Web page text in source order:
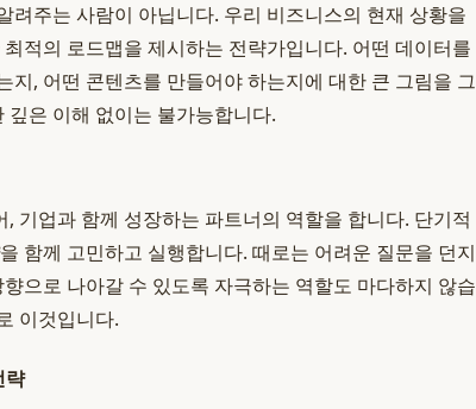
주는 사람이 아닙니다. 우리 비즈니스의 현재 상황을
적의 로드맵을 제시하는 전략가입니다. 어떤 데이터를
, 어떤 콘텐츠를 만들어야 하는지에 대한 큰 그림을 그
깊은 이해 없이는 불가능합니다.
기업과 함께 성장하는 파트너의 역할을 합니다. 단기적
을 함께 고민하고 실행합니다. 때로는 어려운 질문을 던지
으로 나아갈 수 있도록 자극하는 역할도 마다하지 않습
이것입니다.
략